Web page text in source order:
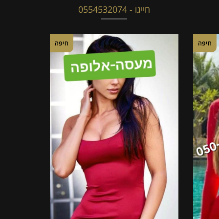
חייגו - 0554532074
חיפה חיפה